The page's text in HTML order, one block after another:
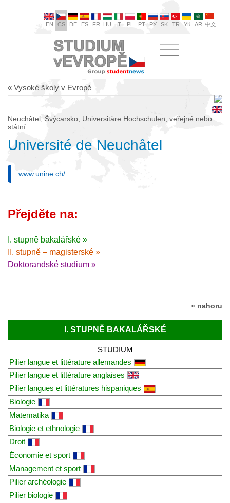
EN CS DE ES FR HU IT PL PT РУ SK TR УК AR 中文
« Vysoké školy v Evropě
Neuchâtel, Švýcarsko, Universitäre Hochschulen, veřejné nebo
státní
Université de Neuchâtel
www.unine.ch/
Přejděte na:
I. stupně bakalářské »
II. stupně – magisterské »
Doktorandské studium »
» nahoru
I. STUPNĚ BAKALÁŘSKÉ
STUDIUM
Pilier langue et littérature allemandes
Pilier langue et littérature anglaises
Pilier langues et littératures hispaniques
Biologie
Matematika
Biologie et ethnologie
Droit
Économie et sport
Management et sport
Pilier archéologie
Pilier biologie